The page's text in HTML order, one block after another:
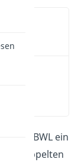
in der BWL ein
doppelten